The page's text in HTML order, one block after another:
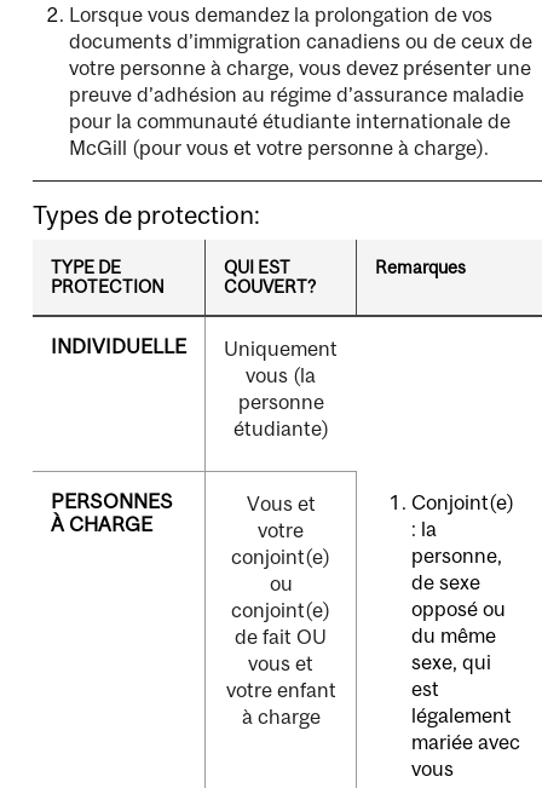
Lorsque vous demandez la prolongation de vos
documents d’immigration canadiens ou de ceux de
votre personne à charge, vous devez présenter une
preuve d’adhésion au régime d’assurance maladie
pour la communauté étudiante internationale de
McGill (pour vous et votre personne à charge).
Types de protection:
TYPE DE
PROTECTION
QUI EST
COUVERT?
Remarques
INDIVIDUELLE
Uniquement
vous (la
personne
étudiante)
PERSONNES
À CHARGE
Vous et
votre
conjoint(e)
ou
conjoint(e)
de fait OU
vous et
votre enfant
à charge
Conjoint(e)
: la
personne,
de sexe
opposé ou
du même
sexe, qui
est
légalement
mariée avec
vous